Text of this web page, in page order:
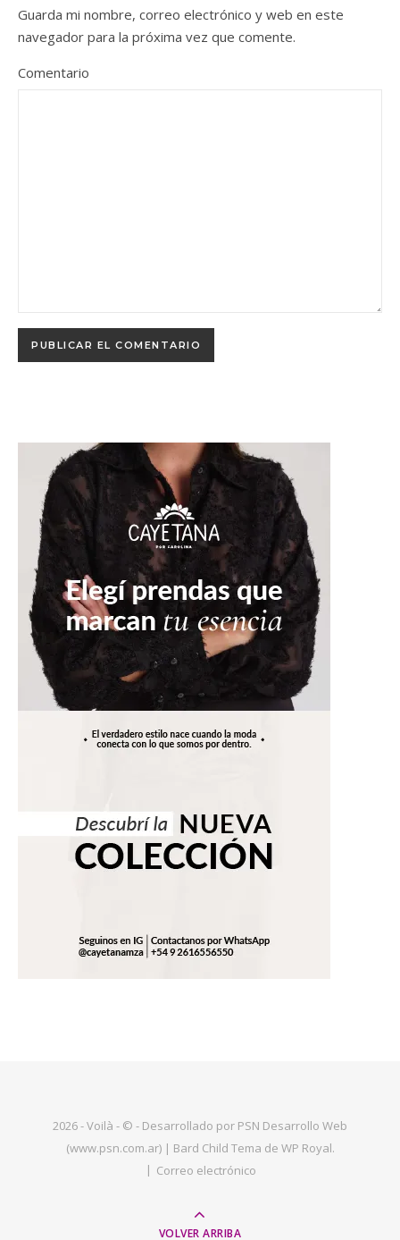
Guarda mi nombre, correo electrónico y web en este
navegador para la próxima vez que comente.
Comentario
2026 - Voilà - © - Desarrollado por PSN Desarrollo Web
(www.psn.com.ar) | Bard Child Tema de WP Royal.
Correo electrónico
VOLVER ARRIBA